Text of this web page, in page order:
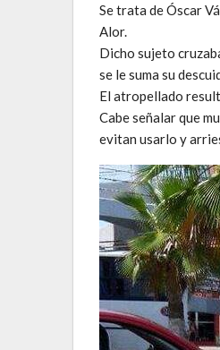
Se trata de Óscar
Alor.
Dicho sujeto
se le suma su
El atropellado
Cabe señalar que
evitan usarlo y